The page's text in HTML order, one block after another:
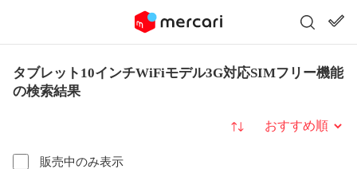
タブレット10インチWiFiモデル3G対応SIMフリー機能
の検索結果
販売中のみ表示
並び替え